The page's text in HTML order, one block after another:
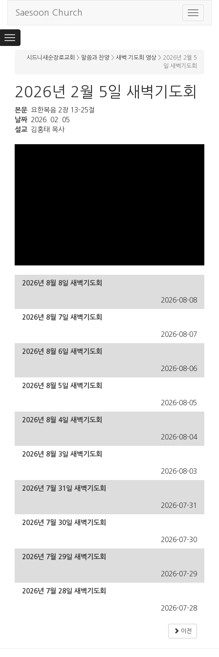
Toggle
Saesoon Church
Toggle
시드니새순장로교회 > 말씀과 찬양 > 새벽 기도회 영상 > 2026년 2월 5
일 새벽기도회
2026년 2월 5일 새벽기도회
본문 요한복음 2장 13-25절
날짜 2026. 02. 05
설교 김홍태 목사
2026년 8월 8일 새벽기도회
2026-08-08
2026년 8월 7일 새벽기도회
2026-08-07
2026년 8월 6일 새벽기도회
2026-08-06
2026년 8월 5일 새벽기도회
2026-08-05
2026년 8월 4일 새벽기도회
2026-08-04
2026년 8월 3일 새벽기도회
2026-08-03
2026년 7월 31일 새벽기도회
2026-07-31
2026년 7월 30일 새벽기도회
2026-07-30
2026년 7월 29일 새벽기도회
2026-07-29
2026년 7월 28일 새벽기도회
2026-07-28
이전